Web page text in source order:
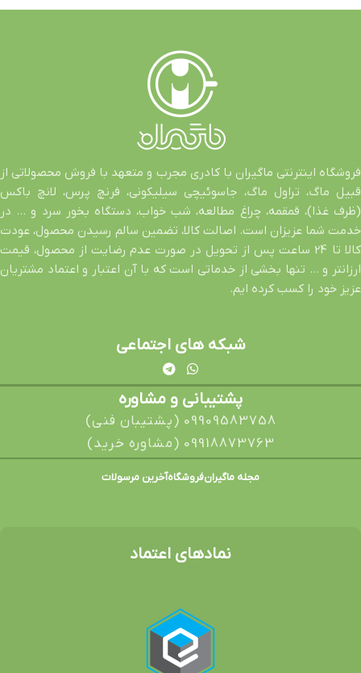
فروشگاه اینترنتی ماگیران با کادری مجرب و متعهد با فروش محصولاتی از
قبیل ماگ، تراول ماگ، جاسوئیچی سیلیکونی، فرنچ پرس، لانچ باکس
(ظرف غذا)، قمقمه، چراغ مطالعه، شب خواب، دستگاه بخور سرد و … در
خدمت شما عزیزان است. اصالت کالا، تضمین سالم رسیدن محصول، عودت
کالا تا 24 ساعت پس از تحویل در صورت عدم رضایت از محصول، قیمت
ارزانتر و … تنها بخشی از خدماتی است که با آن اعتبار و اعتماد مشتریان
عزیز خود را کسب کرده ایم.
شبکه های اجتماعی
پشتیبانی و مشاوره
09909583758 (پشتیبان فنی)
09918873763 (مشاوره خرید)
مجله ماگیرانفروشگاهآخرین مرسولات
نمادهای اعتماد